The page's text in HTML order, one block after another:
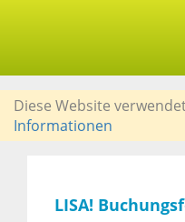
Diese Website
Informationen
LISA!